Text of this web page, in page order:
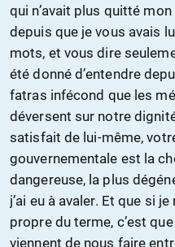
qui n’avait plus quitté
depuis que je vous avais
mots, et vous dire
été donné d’entendre
fatras infécond que les
déversent sur notre
satisfait de lui-même,
gouvernementale est la
dangereuse, la plus
j’ai eu à avaler. Et que si
propre du terme, c’est
viennent de nous faire